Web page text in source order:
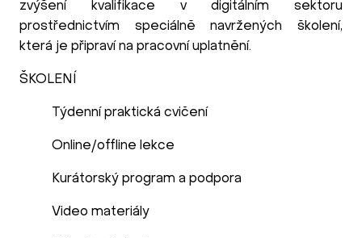
zvýšení kvalifikace v digitálním sektoru
prostřednictvím speciálně navržených školení,
která je připraví na pracovní uplatnění.
ŠKOLENÍ
Týdenní praktická cvičení
Online/offline lekce
Kurátorský program a podpora
Video materiály